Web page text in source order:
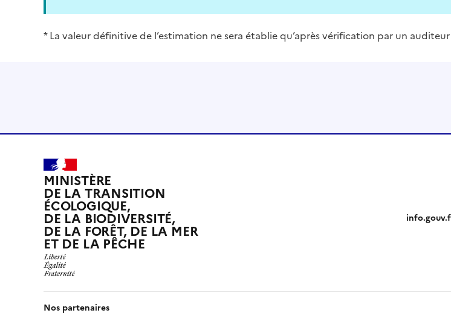
* La valeur définitive de l’estimation ne sera établie qu’après vérification par un
MINISTÈRE
DE LA TRANSITION
ÉCOLOGIQUE,
DE LA BIODIVERSITÉ,
DE LA FORÊT, DE LA MER
ET DE LA PÊCHE
Nos partenaires